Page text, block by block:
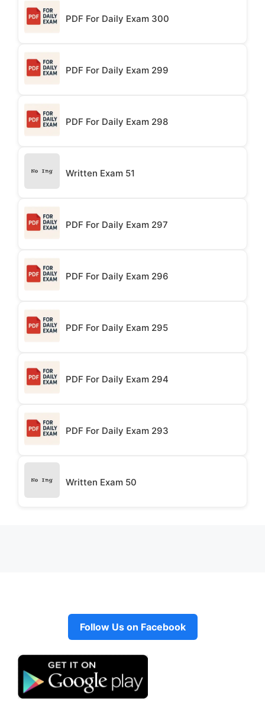
PDF For Daily Exam 300
PDF For Daily Exam 299
PDF For Daily Exam 298
Written Exam 51
PDF For Daily Exam 297
PDF For Daily Exam 296
PDF For Daily Exam 295
PDF For Daily Exam 294
PDF For Daily Exam 293
Written Exam 50
Follow Us on Facebook